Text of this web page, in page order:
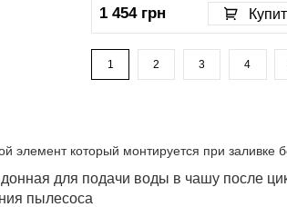
1 454 грн
1 2 3 4
элемент который монтируется при
для подачи воды в чашу после
пылесоса